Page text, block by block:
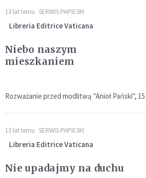
13 lat temu SERWIS PAPIESKI
Libreria Editrice Vaticana
Niebo naszym
mieszkaniem
Rozważanie przed modlitwą "Anioł Pański",
13 lat temu SERWIS PAPIESKI
Libreria Editrice Vaticana
Nie upadajmy na duchu